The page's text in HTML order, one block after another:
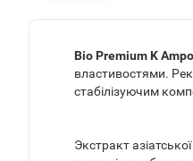
Bio Premium K
властивостями.
стабілізуючим
Экстракт